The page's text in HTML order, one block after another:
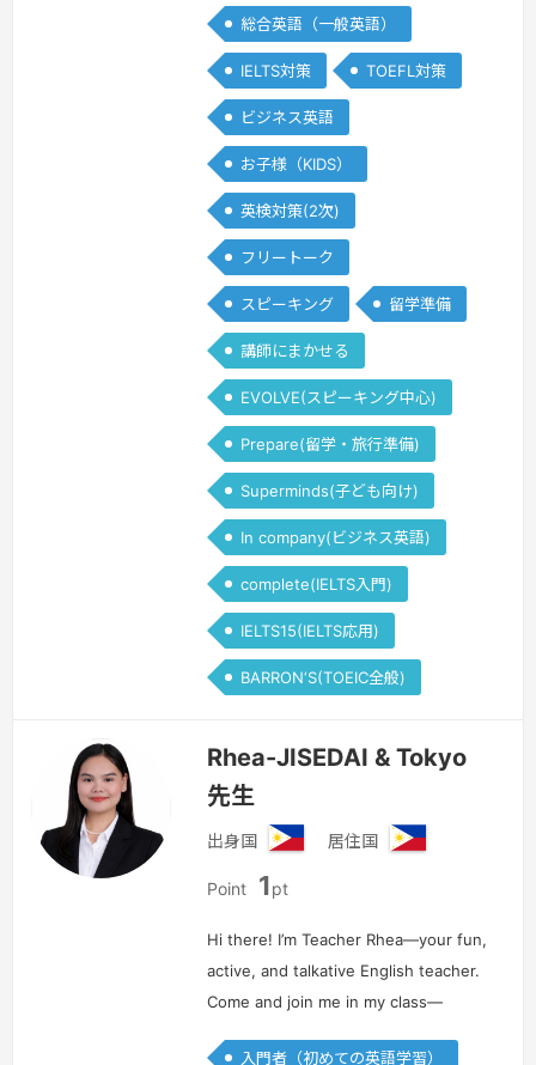
Luzon,Philippines. Considered to be
the …続きを見る »
総合英語（一般英語）
IELTS対策 TOEFL対策
ビジネス英語
お子様（KIDS）
英検対策(2次)
フリートーク
スピーキング 留学準備
講師にまかせる
EVOLVE(スピーキング中心)
Prepare(留学・旅行準備)
Superminds(子ども向け)
In company(ビジネス英語)
complete(IELTS入門)
IELTS15(IELTS応用)
BARRON‘S(TOEIC全般)
Rhea-JISEDAI & Tokyo
先生
出身国
ィ
ピ
ン
居住国
ピ
ン
Point 1pt
Hi there! I’m Teacher Rhea—your fun,
active, and talkative English teacher.
Come and join me in my class—
入門者（初めての英語学習）